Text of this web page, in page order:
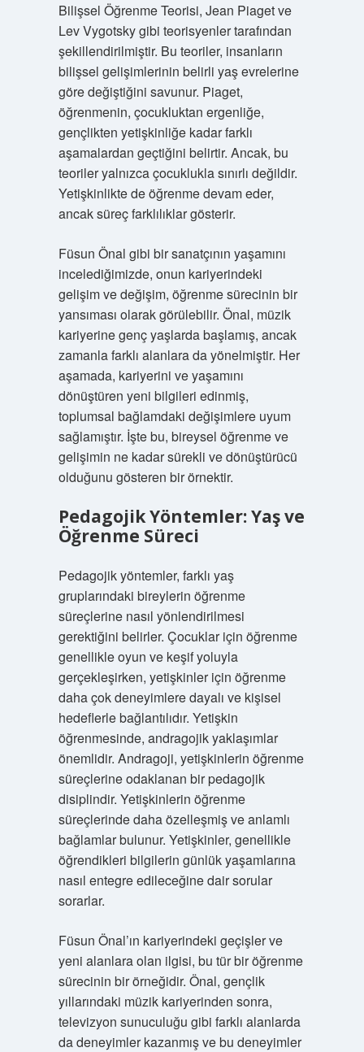
Bilişsel Öğrenme Teorisi, Jean Piaget ve
Lev Vygotsky gibi teorisyenler tarafından
şekillendirilmiştir. Bu teoriler, insanların
bilişsel gelişimlerinin belirli yaş evrelerine
göre değiştiğini savunur. Piaget,
öğrenmenin, çocukluktan ergenliğe,
gençlikten yetişkinliğe kadar farklı
aşamalardan geçtiğini belirtir. Ancak, bu
teoriler yalnızca çocuklukla sınırlı değildir.
Yetişkinlikte de öğrenme devam eder,
ancak süreç farklılıklar gösterir.
Füsun Önal gibi bir sanatçının yaşamını
incelediğimizde, onun kariyerindeki
gelişim ve değişim, öğrenme sürecinin bir
yansıması olarak görülebilir. Önal, müzik
kariyerine genç yaşlarda başlamış, ancak
zamanla farklı alanlara da yönelmiştir. Her
aşamada, kariyerini ve yaşamını
dönüştüren yeni bilgileri edinmiş,
toplumsal bağlamdaki değişimlere uyum
sağlamıştır. İşte bu, bireysel öğrenme ve
gelişimin ne kadar sürekli ve dönüştürücü
olduğunu gösteren bir örnektir.
Pedagojik Yöntemler: Yaş ve
Öğrenme Süreci
Pedagojik yöntemler, farklı yaş
gruplarındaki bireylerin öğrenme
süreçlerine nasıl yönlendirilmesi
gerektiğini belirler. Çocuklar için öğrenme
genellikle oyun ve keşif yoluyla
gerçekleşirken, yetişkinler için öğrenme
daha çok deneyimlere dayalı ve kişisel
hedeflerle bağlantılıdır. Yetişkin
öğrenmesinde, andragojik yaklaşımlar
önemlidir. Andragoji, yetişkinlerin öğrenme
süreçlerine odaklanan bir pedagojik
disiplindir. Yetişkinlerin öğrenme
süreçlerinde daha özelleşmiş ve anlamlı
bağlamlar bulunur. Yetişkinler, genellikle
öğrendikleri bilgilerin günlük yaşamlarına
nasıl entegre edileceğine dair sorular
sorarlar.
Füsun Önal’ın kariyerindeki geçişler ve
yeni alanlara olan ilgisi, bu tür bir öğrenme
sürecinin bir örneğidir. Önal, gençlik
yıllarındaki müzik kariyerinden sonra,
televizyon sunuculuğu gibi farklı alanlarda
da deneyimler kazanmış ve bu deneyimler